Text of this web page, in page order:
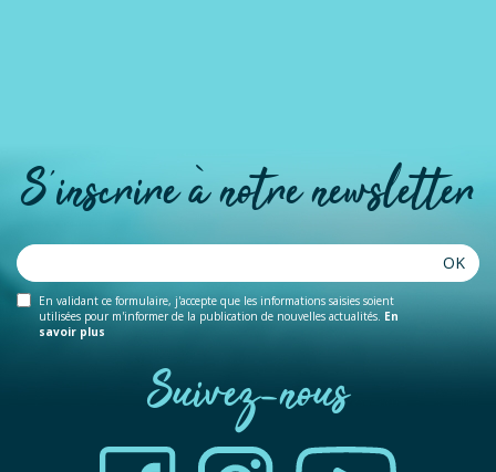
S'inscrire à notre newsletter
En validant ce formulaire, j'accepte que les informations saisies soient
utilisées pour m'informer de la publication de nouvelles actualités. En
savoir plus
OK
Suivez-nous